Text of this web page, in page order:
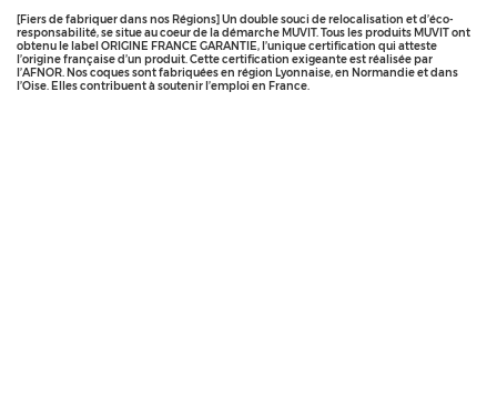
[Fiers de fabriquer dans nos Régions] Un double souci de relocalisation et d’éco-
responsabilité, se situe au coeur de la démarche MUVIT. Tous les produits MUVIT ont
obtenu le label ORIGINE FRANCE GARANTIE, l’unique certification qui atteste
l’origine française d’un produit. Cette certification exigeante est réalisée par
l’AFNOR. Nos coques sont fabriquées en région Lyonnaise, en Normandie et dans
l’Oise. Elles contribuent à soutenir l’emploi en France.